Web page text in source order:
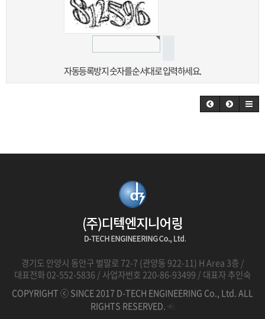
자동등록방지 숫자를 순서대로 입력하세요.
경기도 안양시 동안구 벌말로 72-7 (관양동 922-11) H Area 3층 /
대표전화 02-552-5836 / 사업자번호 220-86-93499 / 대표자 추인숙
COPYRIGHT ⓒ SINCE 2017 D-TECH ENGINEERING Co., Ltd. ALL
RIGHTS RESERVED.